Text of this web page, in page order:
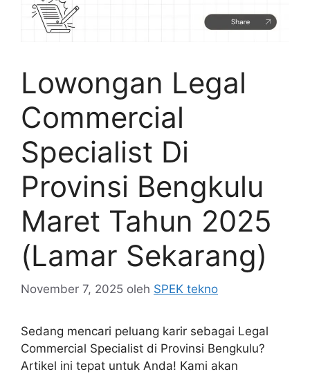
Lowongan Legal
Commercial
Specialist Di
Provinsi Bengkulu
Maret Tahun 2025
(Lamar Sekarang)
November 7, 2025 oleh SPEK tekno
Sedang mencari peluang karir sebagai Legal
Commercial Specialist di Provinsi Bengkulu?
Artikel ini tepat untuk Anda! Kami akan